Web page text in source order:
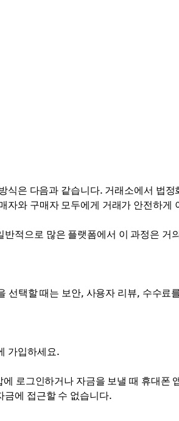
식은 다음과 같습니다. 거래소에서 법
자와 구매자 모두에게 거래가 안전하게
적으로 많은 플랫폼에서 이 과정은 거
선택할 때는 보안, 사용자 리뷰, 수수료
가입하세요.
로그인하거나 자금을 보낼 때 휴대폰
금에 접근할 수 없습니다.